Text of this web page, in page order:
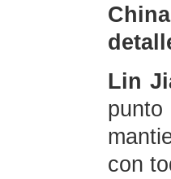
Lin
con